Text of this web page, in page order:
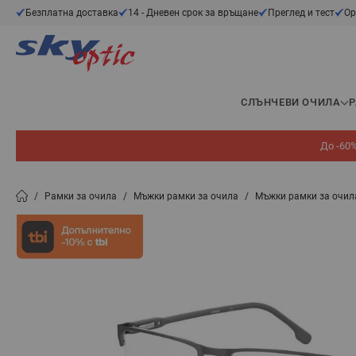
Прескачане към съдържанието
Безплатна доставка 14 - Дневен срок за връщане Преглед и тест
СЛЪНЧЕВИ ОЧИЛА
До -
/ Рамки за очила / Мъжки рамки за очила / Мъжки рамки за